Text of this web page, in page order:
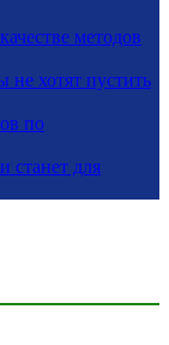
методов
хотят пустить
по
станет для